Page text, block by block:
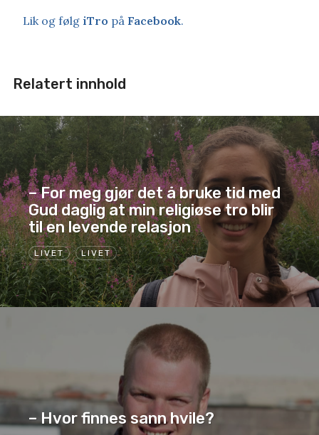
Lik og følg iTro på Facebook.
Relatert innhold
LIVET LIVET
– For meg gjør det å bruke tid med
Gud daglig at min religiøse tro blir
til en levende relasjon
– Hvor finnes sann hvile?